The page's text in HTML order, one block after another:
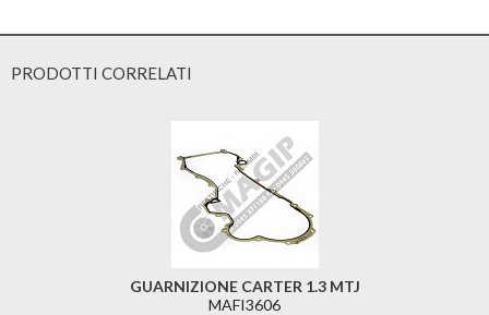
PRODOTTI CORRELATI
GUARNIZIONE CARTER 1.3 MTJ
MAFI3606